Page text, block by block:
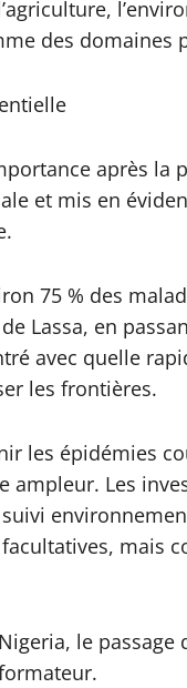
des domaines
après la
et mis en
75 % des
Lassa, en
avec quelle
les frontières.
les épidémies
ampleur. Les
mais
le passage